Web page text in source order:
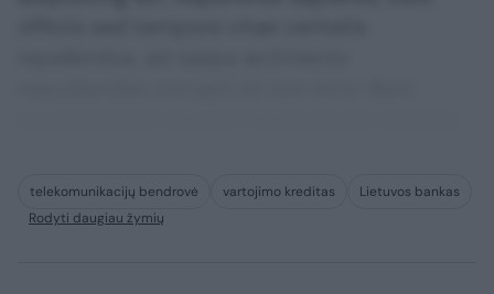
telekomunikacijų bendrovė vartojimo kreditas
Lietuvos bankas
Rodyti daugiau žymių